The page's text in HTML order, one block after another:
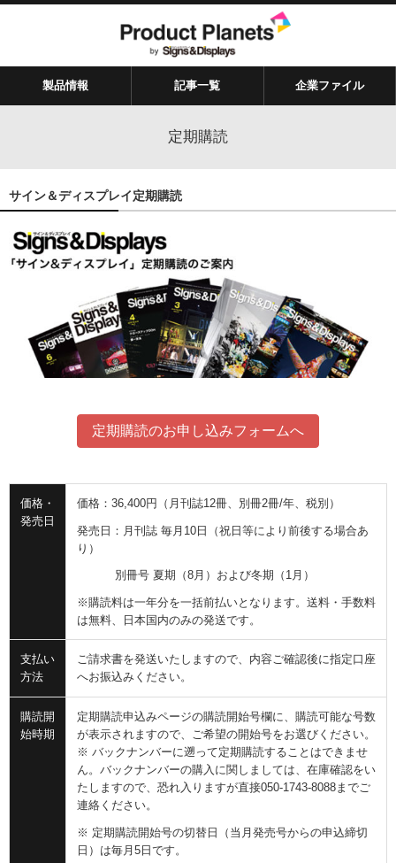
製品情報 記事一覧 企業ファイル
定期購読
サイン＆ディスプレイ定期購読
定期購読のお申し込みフォームへ
価格・
発売日
価格：36,400円（月刊誌12冊、別冊2冊/年、税別）
発売日：月刊誌 毎月10日（祝日等により前後する場合あ
り）
別冊号 夏期（8月）および冬期（1月）
※購読料は一年分を一括前払いとなります。送料・手数料
は無料、日本国内のみの発送です。
支払い
方法
ご請求書を発送いたしますので、内容ご確認後に指定口座
へお振込みください。
購読開
始時期
定期購読申込みページの購読開始号欄に、購読可能な号数
が表示されますので、ご希望の開始号をお選びください。
※ バックナンバーに遡って定期購読することはできませ
ん。バックナンバーの購入に関しましては、在庫確認をい
たしますので、恐れ入りますが直接050-1743-8088までご
連絡ください。
※ 定期購読開始号の切替日（当月発売号からの申込締切
日）は毎月5日です。